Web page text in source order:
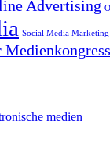
Advertising
Social Media Marketing
Medienkongress